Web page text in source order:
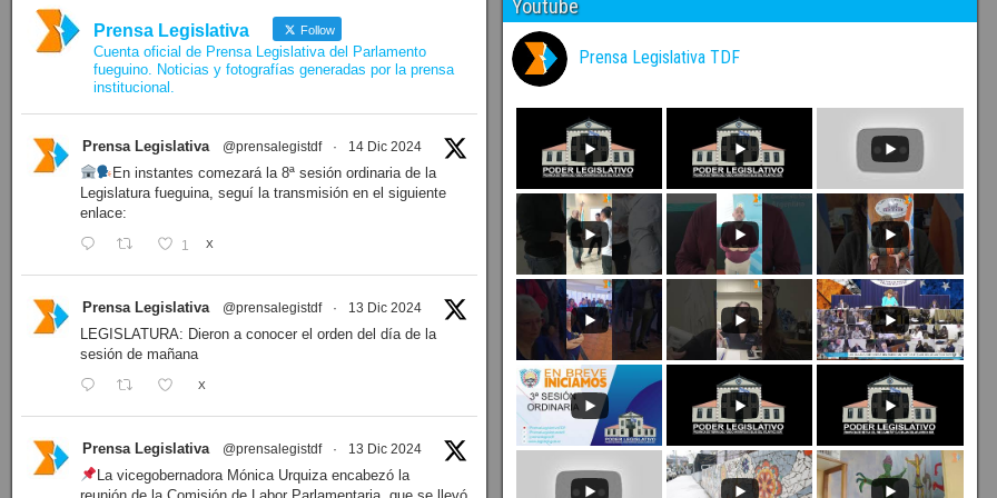
Prensa Legislativa Follow
Cuenta oficial de Prensa Legislativa del Parlamento
fueguino. Noticias y fotografías generadas por la prensa
institucional.
Prensa Legislativa @prensalegistdf · 14 Dic 2024
En instantes comezará la 8ª sesión ordinaria de la
Legislatura fueguina, seguí la transmisión en el siguiente
enlace:
1 X
Prensa Legislativa @prensalegistdf · 13 Dic 2024
LEGISLATURA: Dieron a conocer el orden del día de la
sesión de mañana
X
Prensa Legislativa @prensalegistdf · 13 Dic 2024
La vicegobernadora Mónica Urquiza encabezó la
Youtube
Prensa Legislativa TDF